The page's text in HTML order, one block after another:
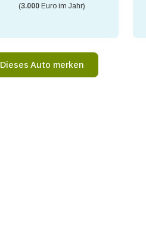
(3.000 Euro im Jahr)
Dieses Auto merken